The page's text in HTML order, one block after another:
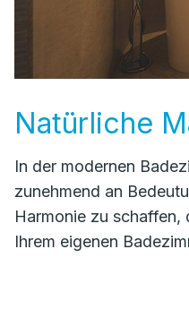
Natürliche
In der modernen
zunehmend an
Harmonie zu schaffen,
Ihrem eigenen